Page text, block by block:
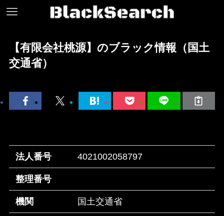
【有限会社桃源】のブラック情報（国土
交通省）
法人番号 4021002058797
整理番号
機関 国土交通省